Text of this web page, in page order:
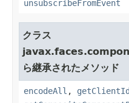
unsubscribeFromEvent
クラス
ら継承されたメソッド
encodeAll , getClientId